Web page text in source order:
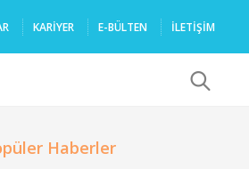
KARIYER E-BÜLTEN İLETİŞİM
Haberler